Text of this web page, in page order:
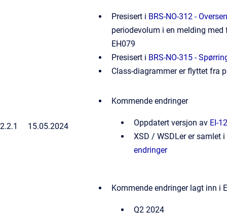
Presisert i BRS-NO-312 -
periodevolum i en melding
EH079
Presisert i BRS-NO-315 -
Class-diagrammer er flyttet fra
2.2.1 15.05.2024
Kommende endringer
Oppdatert versjon av EI-
XSD / WSDLer er samlet
endringer
Kommende endringer lagt inn i
Q2 2024